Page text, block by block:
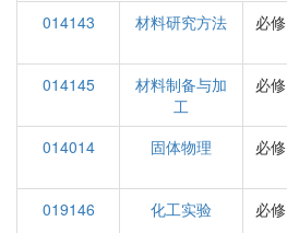
014143 材料研究方法 必修
014145
材料制备与加
工
必修
014014
固体物理 必修
019146
化工实验 必修